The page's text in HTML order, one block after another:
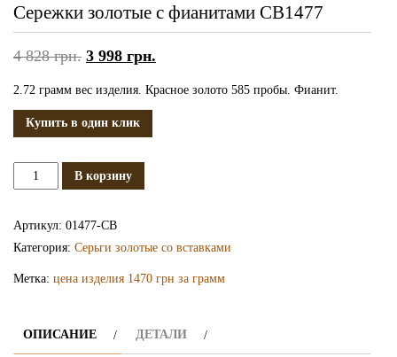
Сережки золотые с фианитами СВ1477
4 828грн. 3 998 грн.
2.72 грамм вес изделия. Красное золото 585 пробы. Фианит.
Купить в один клик
Количество
СВ1477
В корзину
Артикул: 01477-СВ
Категория: Серьги золотые со вставками
Метка: цена изделия 1470 грн за грамм
ОПИСАНИЕ ДЕТАЛИ